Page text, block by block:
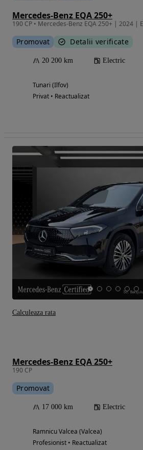
Mercedes-Benz EQA 250+
Promovat Detalii verificate
20 200 km Electric
Tunari (Ilfov)
Privat • Reactualizat
Mercedes-Benz EQA 250+
190 CP
Promovat
17 000 km Electric
Ramnicu Valcea (Valcea)
Profesionist • Reactualizat
Calculeaza rata